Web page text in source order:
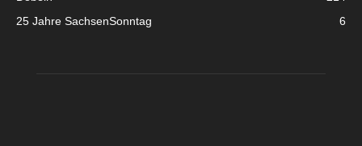
25 Jahre SachsenSonntag
6